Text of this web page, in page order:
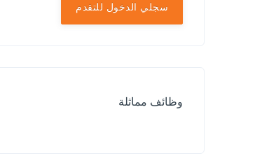
سجلي الدخول للتقدم
وظائف مماثلة